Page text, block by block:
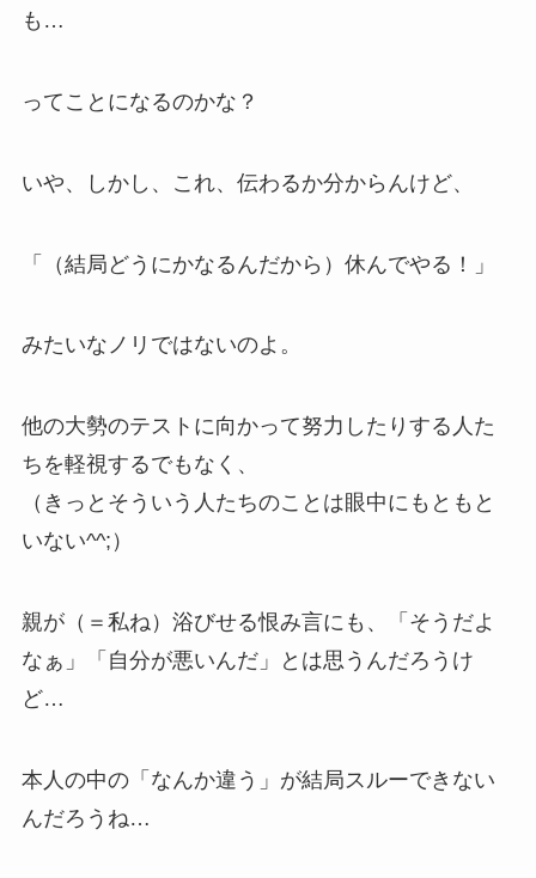
も…
ってことになるのかな？
いや、しかし、これ、伝わるか分からんけど、
「（結局どうにかなるんだから）休んでやる！」
みたいなノリではないのよ。
他の大勢のテストに向かって努力したりする人た
ちを軽視するでもなく、
（きっとそういう人たちのことは眼中にもともと
いない^^;）
親が（＝私ね）浴びせる恨み言にも、「そうだよ
なぁ」「自分が悪いんだ」とは思うんだろうけ
ど…
本人の中の「なんか違う」が結局スルーできない
んだろうね…